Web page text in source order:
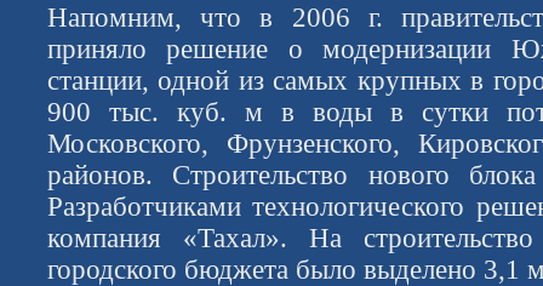
Напомним, что в 2006 г.
приняло решение о модернизации
станции, одной из самых крупных в
900 тыс. куб. м в воды в сутки
Московского, Фрунзенского,
районов. Строительство нового
Разработчиками технологического
компания «Тахал». На
городского бюджета было выделено 3,1